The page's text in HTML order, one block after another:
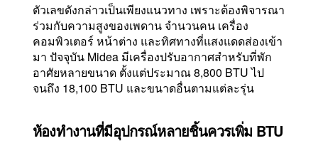
ตัวเลขดังกล่าวเป็นเพียงแนวทาง เพราะต้องพิจารณา
ร่วมกับความสูงของเพดาน จำนวนคน เครื่อง
คอมพิวเตอร์ หน้าต่าง และทิศทางที่แสงแดดส่องเข้า
มา ปัจจุบัน Midea มีเครื่องปรับอากาศสำหรับที่พัก
อาศัยหลายขนาด ตั้งแต่ประมาณ 8,800 BTU ไป
จนถึง 18,100 BTU และขนาดอื่นตามแต่ละรุ่น
ห้องทำงานที่มีอุปกรณ์หลายชิ้นควรเพิ่ม BTU